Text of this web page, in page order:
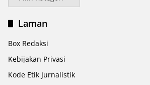
Laman
Box Redaksi
Kebijakan Privasi
Kode Etik Jurnalistik